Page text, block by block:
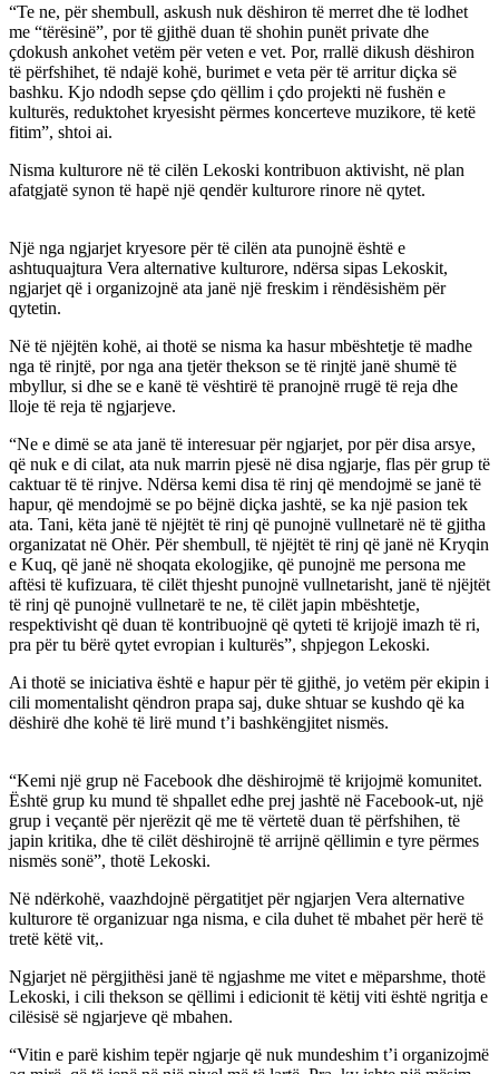
“Te ne, për shembull, askush nuk dëshiron të merret dhe të lodhet
me “tërësinë”, por të gjithë duan të shohin punët private dhe
çdokush ankohet vetëm për veten e vet. Por, rrallë dikush dëshiron
të përfshihet, të ndajë kohë, burimet e veta për të arritur diçka së
bashku. Kjo ndodh sepse çdo qëllim i çdo projekti në fushën e
kulturës, reduktohet kryesisht përmes koncerteve muzikore, të ketë
fitim”, shtoi ai.
Nisma kulturore në të cilën Lekoski kontribuon aktivisht, në plan
afatgjatë synon të hapë një qendër kulturore rinore në qytet.
Një nga ngjarjet kryesore për të cilën ata punojnë është e
ashtuquajtura Vera alternative kulturore, ndërsa sipas Lekoskit,
ngjarjet që i organizojnë ata janë një freskim i rëndësishëm për
qytetin.
Në të njëjtën kohë, ai thotë se nisma ka hasur mbështetje të madhe
nga të rinjtë, por nga ana tjetër thekson se të rinjtë janë shumë të
mbyllur, si dhe se e kanë të vështirë të pranojnë rrugë të reja dhe
lloje të reja të ngjarjeve.
“Ne e dimë se ata janë të interesuar për ngjarjet, por për disa arsye,
që nuk e di cilat, ata nuk marrin pjesë në disa ngjarje, flas për grup të
caktuar të të rinjve. Ndërsa kemi disa të rinj që mendojmë se janë të
hapur, që mendojmë se po bëjnë diçka jashtë, se ka një pasion tek
ata. Tani, këta janë të njëjtët të rinj që punojnë vullnetarë në të gjitha
organizatat në Ohër. Për shembull, të njëjtët të rinj që janë në Kryqin
e Kuq, që janë në shoqata ekologjike, që punojnë me persona me
aftësi të kufizuara, të cilët thjesht punojnë vullnetarisht, janë të njëjtët
të rinj që punojnë vullnetarë te ne, të cilët japin mbështetje,
respektivisht që duan të kontribuojnë që qyteti të krijojë imazh të ri,
pra për tu bërë qytet evropian i kulturës”, shpjegon Lekoski.
Ai thotë se iniciativa është e hapur për të gjithë, jo vetëm për ekipin i
cili momentalisht qëndron prapa saj, duke shtuar se kushdo që ka
dëshirë dhe kohë të lirë mund t’i bashkëngjitet nismës.
“Kemi një grup në Facebook dhe dëshirojmë të krijojmë komunitet.
Është grup ku mund të shpallet edhe prej jashtë në Facebook-ut, një
grup i veçantë për njerëzit që me të vërtetë duan të përfshihen, të
japin kritika, dhe të cilët dëshirojnë të arrijnë qëllimin e tyre përmes
nismës sonë”, thotë Lekoski.
Në ndërkohë, vaazhdojnë përgatitjet për ngjarjen Vera alternative
kulturore të organizuar nga nisma, e cila duhet të mbahet për herë të
tretë këtë vit,.
Ngjarjet në përgjithësi janë të ngjashme me vitet e mëparshme, thotë
Lekoski, i cili thekson se qëllimi i edicionit të këtij viti është ngritja e
cilësisë së ngjarjeve që mbahen.
“Vitin e parë kishim tepër ngjarje që nuk mundeshim t’i organizojmë